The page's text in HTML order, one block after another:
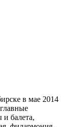
в мае 2014
и балета,